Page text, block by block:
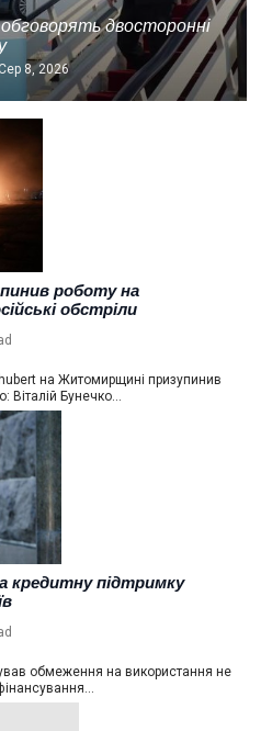
обговорять двосторонні
8, 2026
роботу на
обстріли
на Житомирщині призупинив
Віталій Бунечко…
кредитну підтримку
обмеження на використання не